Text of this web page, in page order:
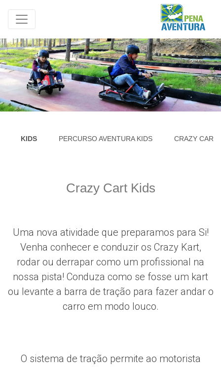
KIDS PERCURSO AVENTURA KIDS CRAZY CART
Crazy Cart Kids
Uma nova atividade que preparamos para Si!
Venha conhecer e conduzir os Crazy Kart,
rodar ou derrapar como um profissional na
nossa pista! Conduza como se fosse um kart
ou levante a barra de tração para fazer andar o
carro em modo louco.
O sistema de tração permite ao motorista